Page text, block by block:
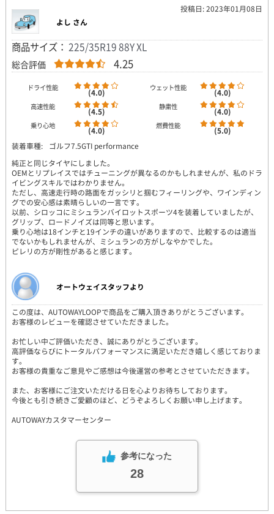
投稿日: 2023年01月08日
よし さん
商品サイズ： 225/35R19 88Y XL
総合評価 4.25
ドライ性能 (4.0) ウェット性能 (4.0)
高速性能 (4.5) 静粛性 (4.0)
乗り心地 (4.0) 燃費性能
(5.0)
装着車種:
ゴルフ7.5GTI performance
純正と同じタイヤにしました。
OEMとリプレイスではチューニングが異なるのかもしれませんが、私のドラ
イビングスキルではわかりません。
ただし、高速走行時の路面をガッシリと掴むフィーリングや、ワインディン
グでの安心感は素晴らしいの一言です。
以前、シロッコにミシュランバイロットスポーツ4を装着していましたが、
グリップ、ロードノイズは同等と思います。
乗り心地は18インチと19インチの違いがありますので、比較するのは適当
でないかもしれませんが、ミシュランの方がしなやかでした。
ピレリの方が剛性があると感じます。
オートウェイスタッフより
この度は、AUTOWAYLOOPで商品をご購入頂きありがとうございます。
お客様のレビューを確認させていただきました。
お忙しい中ご評価いただき、誠にありがとうございます。
高評価ならびにトータルパフォーマンスに満足いただき嬉しく感じておりま
す。
お客様の貴重なご意見やご感想は今後運営の参考とさせていただきます。
また、お客様にご注文いただける日を心よりお待ちしております。
今後とも引き続きご愛顧のほど、どうぞよろしくお願い申し上げます。
AUTOWAYカスタマーセンター
参考になった
28